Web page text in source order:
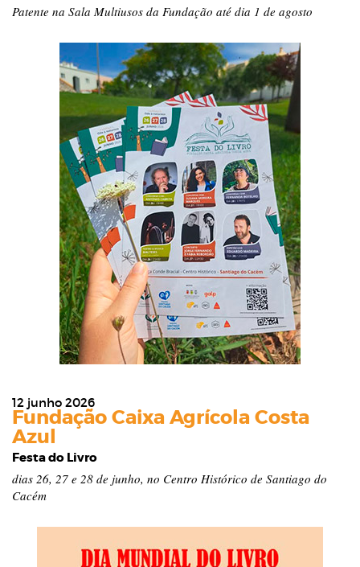
Patente na Sala Multiusos da Fundação até dia 1 de agosto
12 junho 2026
Fundação Caixa Agrícola Costa
Azul
Festa do Livro
dias 26, 27 e 28 de junho, no Centro Histórico de Santiago do
Cacém